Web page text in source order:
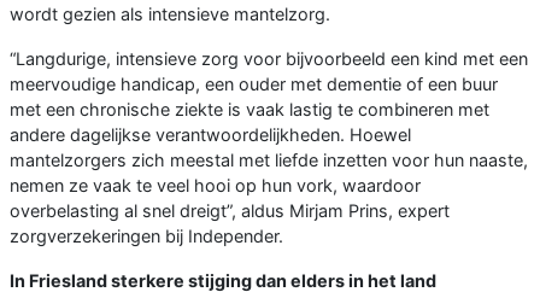
wordt gezien als intensieve mantelzorg.
“Langdurige, intensieve zorg voor bijvoorbeeld een kind met een
meervoudige handicap, een ouder met dementie of een buur
met een chronische ziekte is vaak lastig te combineren met
andere dagelijkse verantwoordelijkheden. Hoewel
mantelzorgers zich meestal met liefde inzetten voor hun naaste,
nemen ze vaak te veel hooi op hun vork, waardoor
overbelasting al snel dreigt”, aldus Mirjam Prins, expert
zorgverzekeringen bij Independer.
In Friesland sterkere stijging dan elders in het land